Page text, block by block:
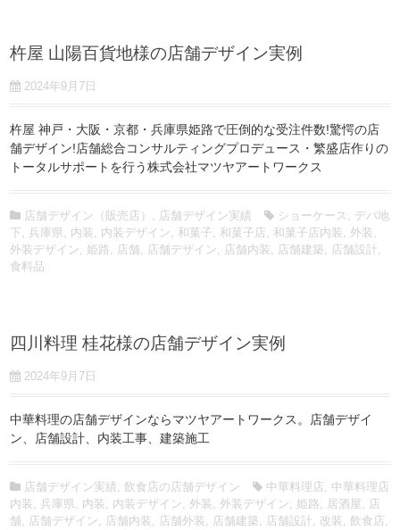
杵屋 山陽百貨地様の店舗デザイン実例
2024年9月7日
杵屋 神戸・大阪・京都・兵庫県姫路で圧倒的な受注件数!驚愕の店
舗デザイン!店舗総合コンサルティングプロデュース・繁盛店作りの
トータルサポートを行う株式会社マツヤアートワークス
店舗デザイン（販売店） , 店舗デザイン実績 ショーケース , デパ地
下, 兵庫県, 内装, 内装デザイン,和菓子,和菓子店,和菓子店内装, 外装,
外装デザイン, 姫路, 店舗, 店舗デザイン, 店舗内装, 店舗建築, 店舗設計 ,
食料品
四川料理 桂花様の店舗デザイン実例
2024年9月7日
中華料理の店舗デザインならマツヤアートワークス。店舗デザイ
ン、店舗設計、内装工事、建築施工
店舗デザイン実績 , 飲食店の店舗デザイン 中華料理店, 中華料理店
内装, 兵庫県, 内装, 内装デザイン, 外装, 外装デザイン, 姫路, 居酒屋 , 店
舗, 店舗デザイン, 店舗内装, 店舗外装, 店舗建築, 店舗設計 , 改装, 飲食店,